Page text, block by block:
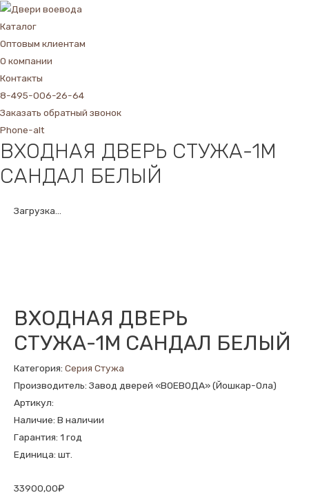
Каталог
Оптовым клиентам
О компании
Контакты
8-495-006-26-64
Заказать обратный звонок
Phone-alt
ВХОДНАЯ ДВЕРЬ СТУЖА-1М
САНДАЛ БЕЛЫЙ
Загрузка...
ВХОДНАЯ ДВЕРЬ
СТУЖА-1М САНДАЛ БЕЛЫЙ
Категория: Серия Стужа
Производитель: Завод дверей «ВОЕВОДА» (Йошкар-Ола)
Артикул:
Наличие: В наличии
Гарантия: 1 год
Единица: шт.
33900,00₽